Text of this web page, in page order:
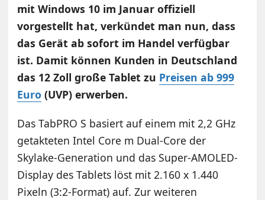
mit Windows 10 im Januar offiziell
vorgestellt hat, verkündet man nun, dass
das Gerät ab sofort im Handel verfügbar
ist. Damit können Kunden in Deutschland
das 12 Zoll große Tablet zu Preisen ab 999
Euro (UVP) erwerben.
Das TabPRO S basiert auf einem mit 2,2 GHz
getakteten Intel Core m Dual-Core der
Skylake-Generation und das Super-AMOLED-
Display des Tablets löst mit 2.160 x 1.440
Pixeln (3:2-Format) auf. Zur weiteren